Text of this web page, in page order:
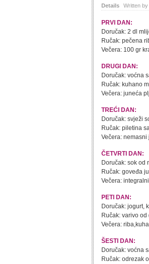
Details Written by
PRVI DAN:
Doručak: 2 dl
Ručak: pečena
Večera: 100 gr
DRUGI DAN:
Doručak: voćna
Ručak: kuhano
Večera: juneća
TREĆI DAN:
Doručak: svježi
Ručak: piletina
Večera:
ČETVRTI DAN:
Doručak: sok od
Ručak: goveđa
Večera:
PETI DAN:
Doručak: jogurt,
Ručak: varivo od
Večera:
ŠESTI DAN:
Doručak: voćna
Ručak: odrezak